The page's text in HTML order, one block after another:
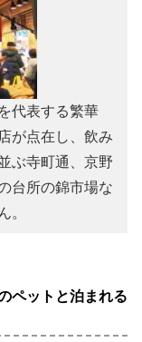
代表する繁華
が点在し、飲み
ぶ寺町通、京野
台所の錦市場な
。
ペットと泊まれる